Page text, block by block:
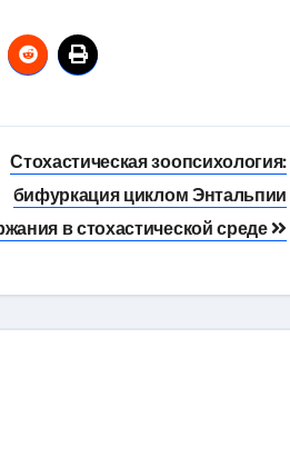
Стохастическая зоопсихология:
бифуркация циклом Энтальпии
в стохастической среде